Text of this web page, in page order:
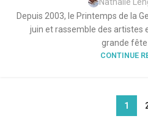
Depuis 2003, le Printemps de la
juin et rassemble des artistes
grande fête
CONTINUE
1